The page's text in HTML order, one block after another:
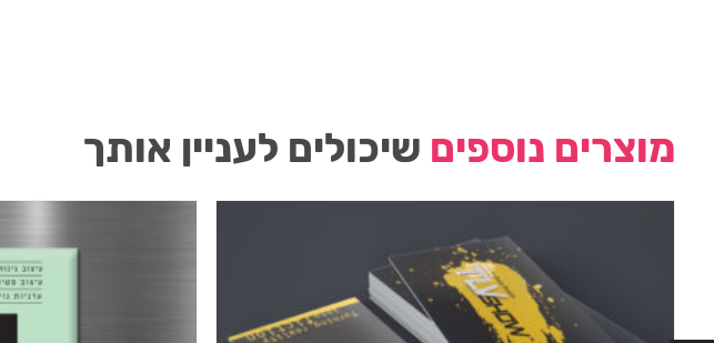
מוצרים נוספים שיכולים לעניין אותך